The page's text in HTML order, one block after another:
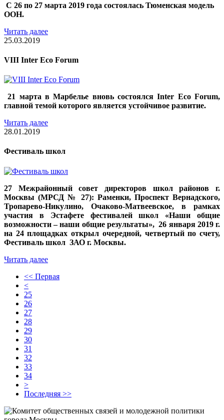
С 26 по 27 марта 2019 года состоялась Тюменская модель
ООН.
Читать далее
25.03.2019
VIII Inter Eco Forum
21 марта в Марбелье вновь состоялся Inter Eco Forum,
главной темой которого является устойчивое развитие.
Читать далее
28.01.2019
Фестиваль школ
27 Межрайонный совет директоров школ районов г.
Москвы (МРСД № 27): Раменки, Проспект Вернадского,
Тропарево-Никулино, Очаково-Матвеевское, в рамках
участия в Эстафете фестивалей школ «Наши общие
возможности – наши общие результаты», 26 января 2019 г.
на 24 площадках открыл очередной, четвертый по счету,
Фестиваль школ ЗАО г. Москвы.
Читать далее
<< Первая
<
25
26
27
28
29
30
31
32
33
34
>
Последняя >>